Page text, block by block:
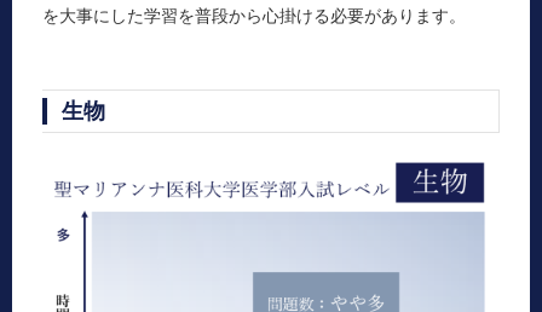
を大事にした学習を普段から心掛ける必要があります。
生物